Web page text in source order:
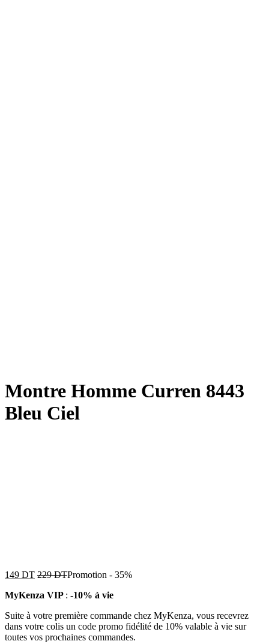
Montre Homme Curren 8443
Bleu Ciel
149 DT 229DTPromotion - 35%
MyKenza VIP : -10% à vie
Suite à votre première commande chez MyKenza, vous recevrez
dans votre colis un code promo fidélité de 10% valable à vie sur
toutes vos prochaines commandes.